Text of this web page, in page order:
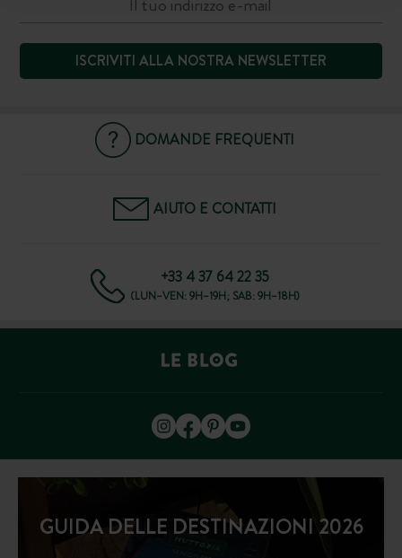
ISCRIVITI ALLA NOSTRA NEWSLETTER
DOMANDE FREQUENTI
AIUTO E CONTATTI
+33 4 37 64 22 35
(LUN–VEN: 9H–19H; SAB: 9H–18H)
GUIDA DELLE DESTINAZIONI 2026